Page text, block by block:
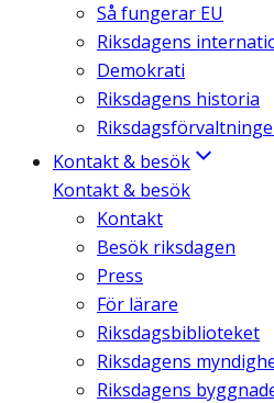
Så fungerar EU
Riksdagens
Demokrati
Riksdagens historia
Kontakt & besök
Kontakt & besök
Kontakt
Besök riksdagen
Press
För lärare
Riksdagsbiblioteket
Riksdagens
Riksdagens